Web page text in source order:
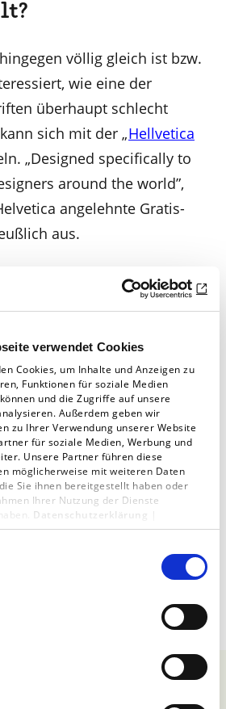
verwendet Cookies
Cookies, um Inhalte und Anzeigen zu
Funktionen für soziale Medien
und die Zugriffe auf unsere
Außerdem geben wir
zu Ihrer Verwendung unserer Website
für soziale Medien, Werbung und
Unsere Partner führen diese
möglicherweise mit weiteren Daten
Sie ihnen bereitgestellt haben oder
Ihrer Nutzung der Dienste
Datenschutzerklärung
völlig gleich ist bzw.
wie eine der
überhaupt schlecht
sich mit der „Hellvetica
„Designed specifically to
around the world”,
angelehnte Gratis-
aus.
Unsplash